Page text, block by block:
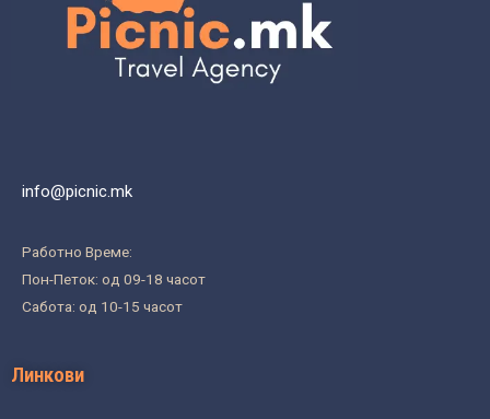
info@picnic.mk
Работно Време:
Пон-Петок: од 09-18 часот
Сабота: од 10-15 часот
Линкови